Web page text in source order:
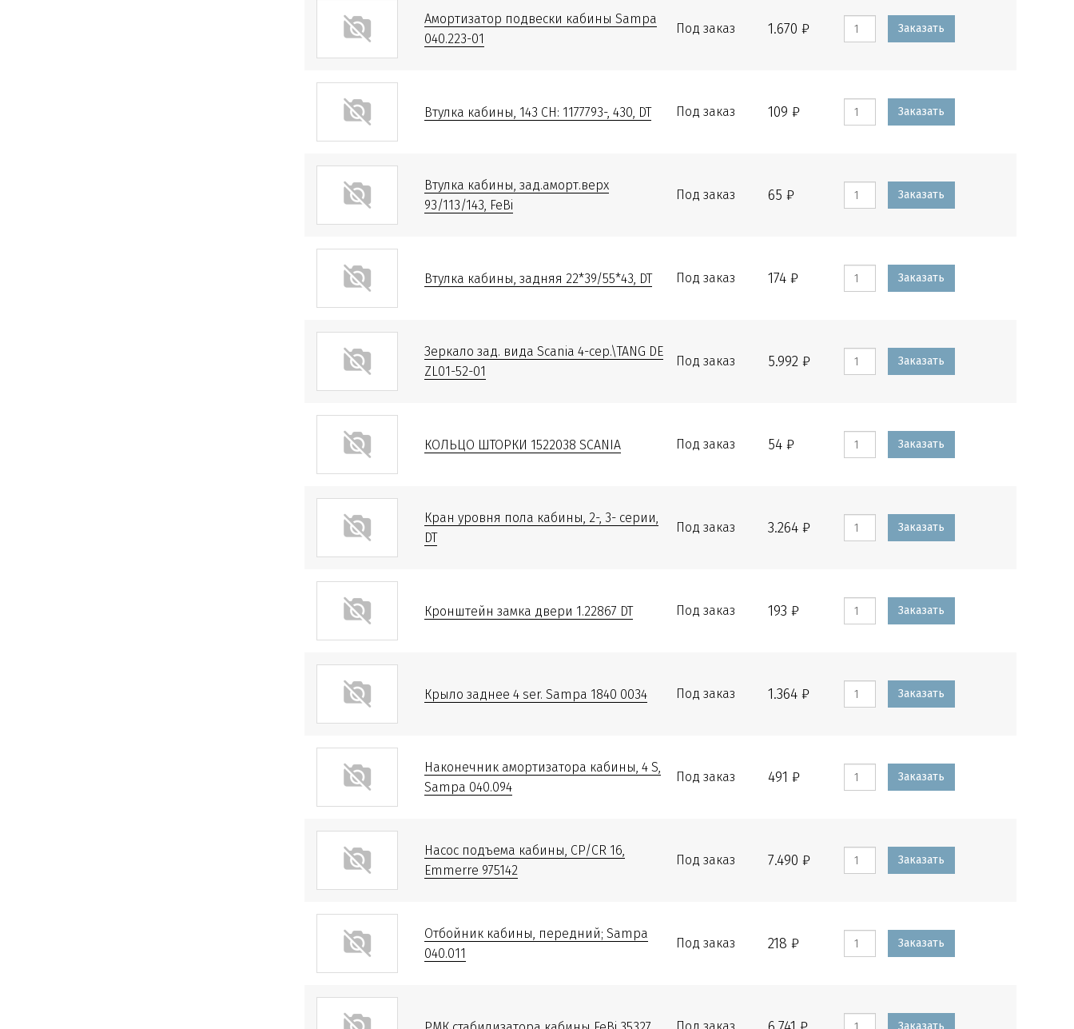
Амортизатор подвески кабины Sampa
040.223-01
Под заказ 1.670 ₽ Заказать
Втулка кабины, 143 CH: 1177793-, 430, DT Под заказ 109 ₽ Заказать
Втулка кабины, зад.аморт.верх
93/113/143, FeBi
Под заказ 65 ₽ Заказать
Втулка кабины, задняя 22*39/55*43, DT Под заказ 174 ₽ Заказать
Зеркало зад. вида Scania 4-сер.\TANG DE
ZL01-52-01
Под заказ 5.992 ₽ Заказать
КОЛЬЦО ШТОРКИ 1522038 SCANIA Под заказ 54 ₽ Заказать
Кран уровня пола кабины, 2-, 3- серии,
DT
Под заказ 3.264 ₽ Заказать
Кронштейн замка двери 1.22867 DT Под заказ 193 ₽ Заказать
Крыло заднее 4 ser. Sampa 1840 0034 Под заказ 1.364 ₽ Заказать
Наконечник амортизатора кабины, 4 S,
Sampa 040.094
Под заказ 491 ₽ Заказать
Насос подъема кабины, CP/CR 16,
Emmerre 975142
Под заказ 7.490 ₽ Заказать
Отбойник кабины, передний; Sampa
040.011
Под заказ 218 ₽ Заказать
Заказать